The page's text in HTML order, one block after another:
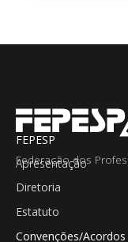
Federação dos
FEPESP
Apresentação
Diretoria
Estatuto
Convenções/Acordos